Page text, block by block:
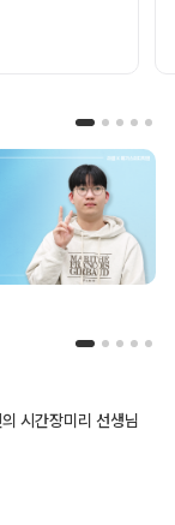
시간장미리 선생님